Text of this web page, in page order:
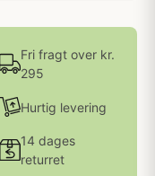
Fri fragt over kr.
295
Hurtig levering
14 dages
returret